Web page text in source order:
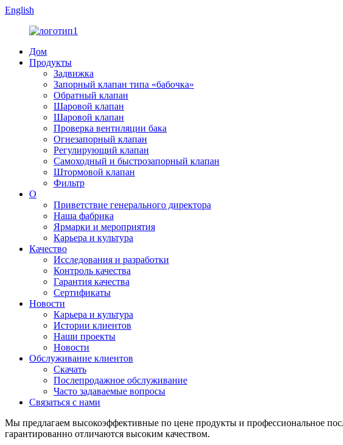
English
Дом
Продукты
Задвижка
Запорный клапан типа «бабочка»
Обратный клапан
Шаровой клапан
Шаровой клапан
Проверка вентиляции бака
Огнезапорный клапан
Регулирующий клапан
Самоходный и быстрозапорный клапан
Штормовой клапан
Фильтр
О
Приветствие генерального директора
Наша фабрика
Ярмарки и мероприятия
Карьера и культура
Качество
Исследования и разработки
Контроль качества
Гарантия качества
Сертификаты
Новости
Карьера и культура
Истории клиентов
Наши проекты
Новости
Обслуживание клиентов
Скачать
Послепродажное обслуживание
Часто задаваемые вопросы
Связаться с нами
Мы предлагаем высокоэффективные по цене продукты и профессиональное
гарантированно отличаются высоким качеством.